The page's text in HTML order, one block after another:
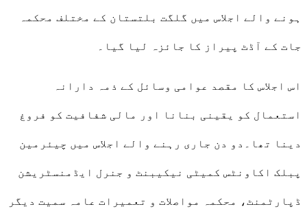
ہونے والے اجلاس میں گلگت بلتستان کے مختلف محکمہ
جات کے آڈٹ پیراز کا جائزہ لیا گیا۔
اس اجلاس کا مقصد عوامی وسائل کے ذمہ دارانہ
استعمال کو یقینی بنانا اور مالی شفافیت کو فروغ
دینا تھا۔دو دن جاری رہنے والے اجلاس میں چیئرمین
پبلک اکاونٹس کمیٹی نیکیبنٹ و جنرل ایڈمنسٹریشن
ڈپارٹمنٹ، محکمہ مواصلات و تعمیرات عامہ سمیت دیگر